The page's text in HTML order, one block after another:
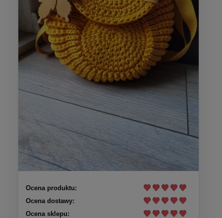
Ocena produktu:
Ocena dostawy:
Ocena sklepu: